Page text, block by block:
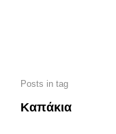
Posts in tag
Καπάκια